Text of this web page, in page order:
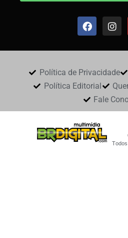
Política de Privacidade
Política Editorial
Fale